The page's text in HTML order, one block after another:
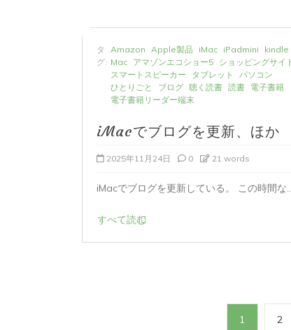
タ
グ:
Amazon Apple製品 iMac iPadmini
kindle
Mac アマゾンエコショー5 ショッピングサイ
スマートスピーカー
タブレット
パソコン
ひとりごと
ブログ 聴く読書 読書 電子書籍
電子書籍リーダー端末
iMacでブログを更新、ほか
2025年11月24日 0 21 words
iMacでブログを更新している。 この時間な
すべて読む
1 2
タ
グ:
Apple製品 iMac iPad Pro
Mac
NINTENDO Switch２
あつまれどうぶつの森
ゲーム
タブレット
パソコン ひとりごと
2026年8月4日 0 1 word